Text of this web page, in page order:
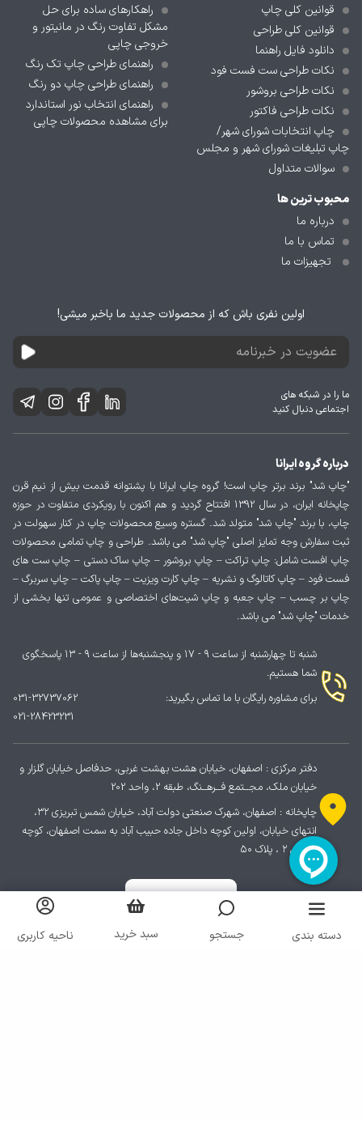
دسته بندی جستجو سبد خرید ناحیه کاربری
قوانین کلی چاپ
قوانین کلی طراحی
دانلود فایل راهنما
نکات طراحی ست فست فود
نکات طراحی بروشور
نکات طراحی فاکتور
چاپ انتخابات شورای شهر/
چاپ تبلیغات شورای شهر و مجلس
سوالات متداول
راهکارهای ساده برای حل
مشکل تفاوت رنگ در مانیتور و
خروجی چاپی
راهنمای طراحی چاپ تک رنگ
راهنمای طراحی چاپ دو رنگ
راهنمای انتخاب نور استاندارد
برای مشاهده محصولات چاپی
محبوب ترین ها
درباره ما
تماس با ما
تجهیزات ما
اولین نفری باش که از محصولات جدید ما باخبر میشی!
ما را در شبکه های
اجتماعی دنبال کنید
درباره گروه ایرانا
"چاپ شد" برند برتر چاپ است! گروه چاپ ایرانا با پشتوانه قدمت بیش از نیم قرن
چاپخانه ایران، در سال 1392 افتتاح گردید و هم اکنون با رویکردی متفاوت در حوزه
چاپ، با برند "چاپ شد" متولد شد. گستره وسیع محصولات چاپ در کنار سهولت در
ثبت سفارش وجه تمایز اصلی "چاپ شد" می باشد. طراحی و چاپ تمامی محصولات
چاپ افست شامل: چاپ تراکت – چاپ بروشور – چاپ ساک دستی – چاپ ست های
فست فود – چاپ کاتالوگ و نشریه – چاپ کارت ویزیت – چاپ پاکت – چاپ سربرگ –
چاپ بر چسب – چاپ جعبه و چاپ شیت‌های اختصاصی و عمومی تنها بخشی از
خدمات "چاپ شد" می باشد.
شنبه تا چهارشنبه از ساعت ۹ - ۱۷ و پنجشنبه‌ها از ساعت ۹ - ۱۳ پاسخگوی
شما هستیم.
برای مشاوره رایگان با ما تماس بگیرید:
031-32737062
021-28423231
دفتر مرکزی : اصفهان، خیابان هشت بهشت غربی، حدفاصل خیابان گلزار و
خیابان ملک، مجــتمع فــرهــنگ، طبقه 2، واحد 202
چاپخانه : اصفهان، شهرک صنعتی دولت آباد، خیابان شمس تبریزی ۳۲،
انتهای خیابان، اولین کوچه داخل جاده حبیب آباد به سمت اصفهان، کوچه
پردیس ۲ ، پلاک ۵۰